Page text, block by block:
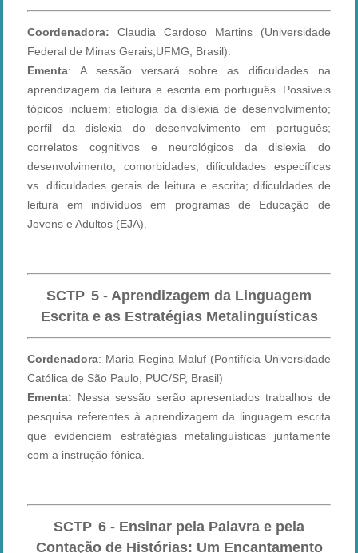
Coordenadora:Claudia Cardoso Martins (Universidade
Federal de Minas Gerais,UFMG, Brasil).
Ementa: A sessão versará sobre as dificuldades na
aprendizagem da leitura e escrita em português. Possíveis
tópicos incluem: etiologia da dislexia de desenvolvimento;
perfil da dislexia do desenvolvimento em português;
correlatos cognitivos e neurológicos da dislexia do
desenvolvimento; comorbidades; dificuldades específicas
vs. dificuldades gerais de leitura e escrita; dificuldades de
leitura em indivíduos em programas de Educação de
Jovens e Adultos (EJA).
SCTP 5 - Aprendizagem da Linguagem
Escrita e as Estratégias Metalinguísticas
Cordenadora: Maria Regina Maluf (Pontifícia Universidade
Católica de São Paulo, PUC/SP, Brasil)
Ementa: Nessa sessão serão apresentados trabalhos de
pesquisa referentes à aprendizagem da linguagem escrita
que evidenciem estratégias metalinguísticas juntamente
com a instrução fônica.
SCTP 6 - Ensinar pela Palavra e pela
Contação de Histórias: Um Encantamento